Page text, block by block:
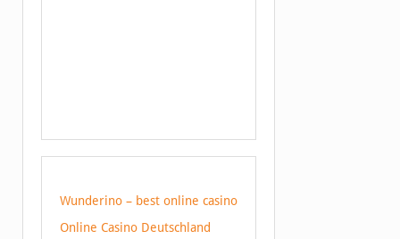
Wunderino – best online casino
Online Casino Deutschland